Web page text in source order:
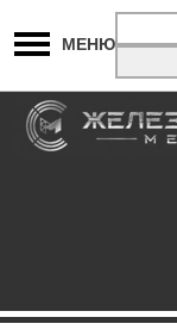
МЕНЮ